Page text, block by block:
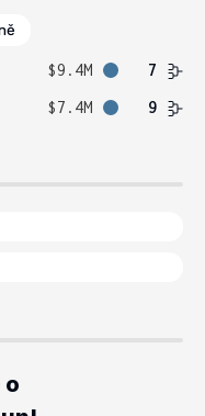
$9.4M
7
$7.4M 9
o